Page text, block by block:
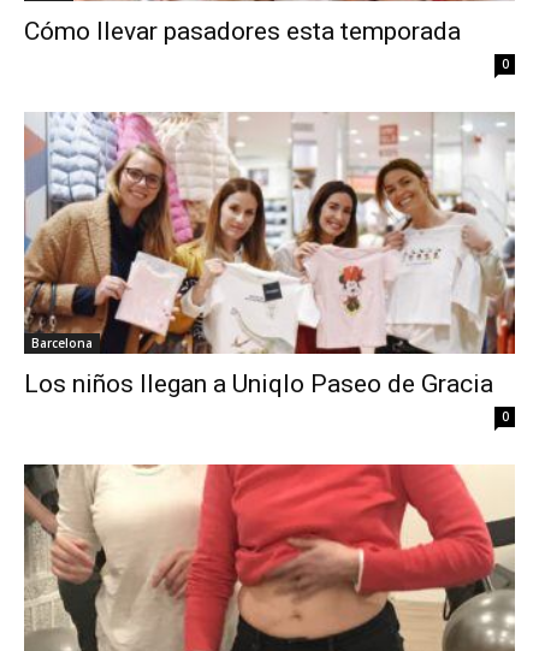
Cómo llevar pasadores esta temporada
0
Barcelona
Los niños llegan a Uniqlo Paseo de Gracia
0